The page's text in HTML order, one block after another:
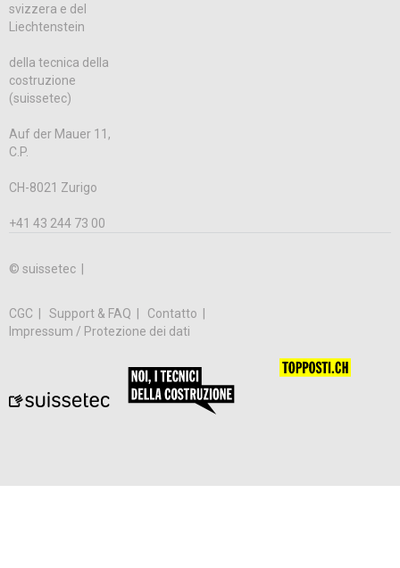
svizzera e del
Liechtenstein
della tecnica della
costruzione
(suissetec)
Auf der Mauer 11,
C.P.
CH-8021 Zurigo
+41 43 244 73 00
© suissetec |
CGC Support & FAQ
Contatto
Impressum / Protezione dei dati